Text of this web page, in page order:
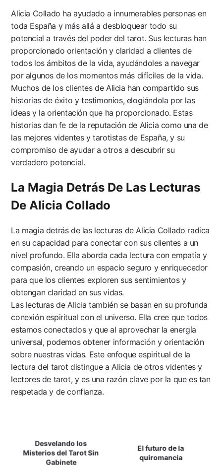
Alicia Collado ha ayudado a innumerables personas en
toda España y más allá a desbloquear todo su
potencial a través del poder del tarot. Sus lecturas han
proporcionado orientación y claridad a clientes de
todos los ámbitos de la vida, ayudándoles a navegar
por algunos de los momentos más difíciles de la vida.
Muchos de los clientes de Alicia han compartido sus
historias de éxito y testimonios, elogiándola por las
ideas y la orientación que ha proporcionado. Estas
historias dan fe de la reputación de Alicia como una de
las mejores videntes y tarotistas de España, y su
compromiso de ayudar a otros a descubrir su
verdadero potencial.
La Magia Detrás De Las Lecturas
De Alicia Collado
La magia detrás de las lecturas de Alicia Collado radica
en su capacidad para conectar con sus clientes a un
nivel profundo. Ella aborda cada lectura con empatía y
compasión, creando un espacio seguro y enriquecedor
para que los clientes exploren sus sentimientos y
obtengan claridad en sus vidas.
Las lecturas de Alicia también se basan en su profunda
conexión espiritual con el universo. Ella cree que todos
estamos conectados y que al aprovechar la energía
universal, podemos obtener información y orientación
sobre nuestras vidas. Este enfoque espiritual de la
lectura del tarot distingue a Alicia de otros videntes y
lectores de tarot, y es una razón clave por la que es tan
respetada y de confianza.
De
Entradas
Desvelando los
Misterios del Tarot Sin
Gabinete
El futuro de la
quiromancia